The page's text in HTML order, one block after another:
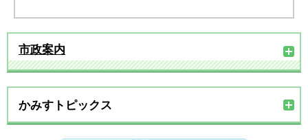
市政案内
かみすトピックス